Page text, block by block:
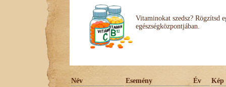
Vitaminokat szedsz? Rögzítsd
egészségközpontjában.
Név Esemény Év
Kép